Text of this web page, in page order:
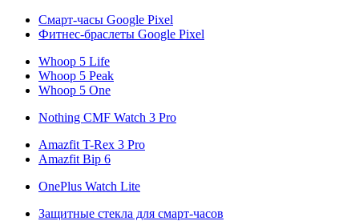
Смарт-часы Google Pixel
Фитнес-браслеты Google Pixel
Whoop 5 Life
Whoop 5 Peak
Whoop 5 One
Nothing CMF Watch 3 Pro
Amazfit T-Rex 3 Pro
Amazfit Bip 6
OnePlus Watch Lite
Защитные стекла для смарт-часов